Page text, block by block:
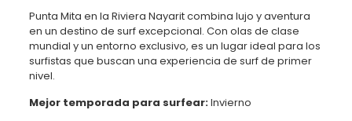
Punta Mita en la Riviera Nayarit combina lujo y aventura
en un destino de surf excepcional. Con olas de clase
mundial y un entorno exclusivo, es un lugar ideal para los
surfistas que buscan una experiencia de surf de primer
nivel.
Mejor temporada para surfear:Invierno